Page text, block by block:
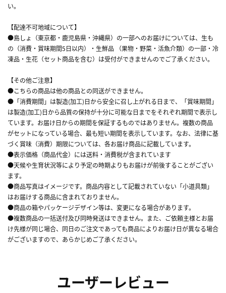
い。
【配達不可地域について】
●島しょ（東京都・鹿児島県・沖縄県）の一部へのお届けについては、生も
の（消費・賞味期間5日以内）・生鮮品 （果物・野菜・活魚介類）の一部・冷
凍品・生花（セット商品を含む）は受付ができませんのでご了承ください。
【その他ご注意】
●こちらの商品は他の商品との同送ができません。
●「消費期間」は製造(加工)日から安全に召し上がれる日まで、「賞味期間」
は製造(加工)日から品質の保持が十分に可能な日までをそれぞれ期間で表示し
ています。お届け日からの期間を保証するものではありません。複数の商品
がセットになっている場合、最も短い期間を表示しています。なお、法律に基
づく賞味（消費）期限については、各お届け商品に記載しています。
●表示価格（商品代金）には送料・消費税が含まれています
●天候や生育状況等により予定の時期よりもお届けが前後することがござい
ます。
●商品写真はイメージです。商品内容として記載されていない「小道具類」
はお届けする商品に含まれておりません。
●商品の箱やパッケージデザイン等は、変更になる場合があります。
●複数商品の一括送付及び同時発送はできません。また、ご依頼主様とお届
け先様が同じ場合、同日のご注文であっても商品によりお届け日が異なる場合
がございますので、あらかじめご了承ください。
ユーザーレビュー